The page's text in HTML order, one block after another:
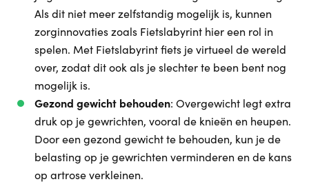
Als dit niet meer zelfstandig mogelijk is, kunnen
zorginnovaties zoals Fietslabyrint hier een rol in
spelen. Met Fietslabyrint fiets je virtueel de wereld
over, zodat dit ook als je slechter te been bent nog
mogelijk is.
Gezond gewicht behouden: Overgewicht legt extra
druk op je gewrichten, vooral de knieën en heupen.
Door een gezond gewicht te behouden, kun je de
belasting op je gewrichten verminderen en de kans
op artrose verkleinen.